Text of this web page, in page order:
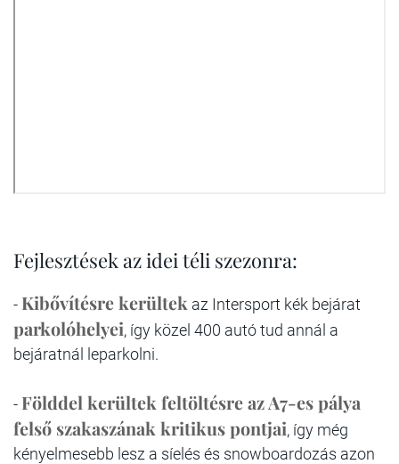
Fejlesztések az idei téli szezonra:
- Kibővítésre kerültek az Intersport kék bejárat
parkolóhelyei, így közel 400 autó tud annál a
bejáratnál leparkolni.
- Földdel kerültek feltöltésre az A7-es pálya
felső szakaszának kritikus pontjai, így még
kényelmesebb lesz a síelés és snowboardozás azon